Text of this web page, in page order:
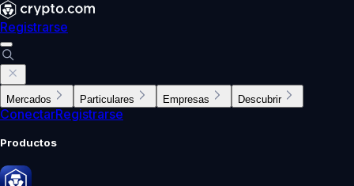
Registrarse
Mercados Particulares Empresas Descubrir
ConectarRegistrarse
Productos